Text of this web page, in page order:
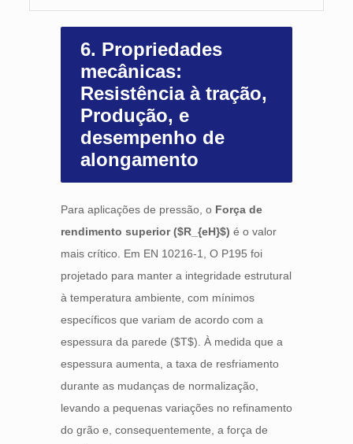
6. Propriedades
mecânicas:
Resistência à tração,
Produção, e
desempenho de
alongamento
Para aplicações de pressão, o Força de
rendimento superior ($R_{eH}$) é o valor
mais crítico. Em EN 10216-1, O P195 foi
projetado para manter a integridade estrutural
à temperatura ambiente, com mínimos
específicos que variam de acordo com a
espessura da parede ($T$). À medida que a
espessura aumenta, a taxa de resfriamento
durante as mudanças de normalização,
levando a pequenas variações no refinamento
do grão e, consequentemente, a força de